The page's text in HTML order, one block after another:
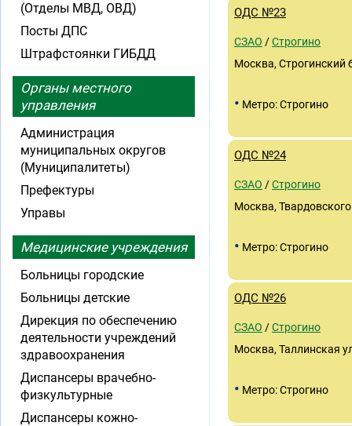
ОДС №23
СЗАО /Строгино
Москва, Строгинский
• Метро: Строгино
ОДС №24
СЗАО /Строгино
Москва,
• Метро: Строгино
ОДС №26
СЗАО /Строгино
Москва, Таллинская
• Метро: Строгино
(Отделы МВД, ОВД)
Посты ДПС
Штрафстоянки ГИБДД
Органы местного
управления
Администрация
муниципальных округов
(Муниципалитеты)
Префектуры
Управы
Медицинские учреждения
Больницы городские
Больницы детские
Дирекция по обеспечению
деятельности учреждений
здравоохранения
Диспансеры врачебно-
физкультурные
Диспансеры кожно-